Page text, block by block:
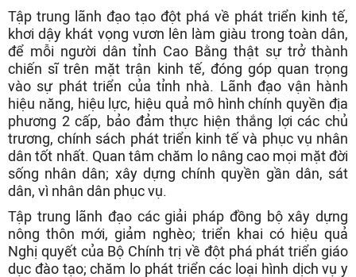
Tập trung lãnh đạo tạo đột phá về phát triển kinh tế,
khơi dậy khát vọng vươn lên làm giàu trong toàn dân,
để mỗi người dân tỉnh Cao Bằng thật sự trở thành
chiến sĩ trên mặt trận kinh tế, đóng góp quan trọng
vào sự phát triển của tỉnh nhà. Lãnh đạo vận hành
hiệu năng, hiệu lực, hiệu quả mô hình chính quyền địa
phương 2 cấp, bảo đảm thực hiện thắng lợi các chủ
trương, chính sách phát triển kinh tế và phục vụ nhân
dân tốt nhất. Quan tâm chăm lo nâng cao mọi mặt đời
sống nhân dân; xây dựng chính quyền gần dân, sát
dân, vì nhân dân phục vụ.
Tập trung lãnh đạo các giải pháp đồng bộ xây dựng
nông thôn mới, giảm nghèo; triển khai có hiệu quả
Nghị quyết của Bộ Chính trị về đột phá phát triển giáo
dục đào tạo; chăm lo phát triển các loại hình dịch vụ y